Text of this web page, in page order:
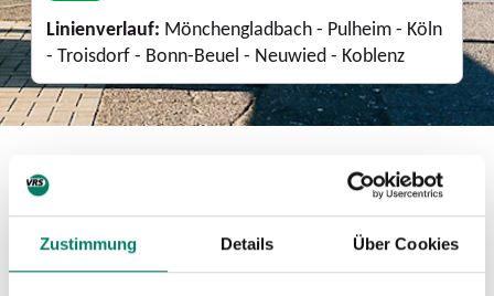
Zustimmung Details Über Cookies
Linienverlauf: Mönchengladbach - Pulheim - Köln
- Troisdorf - Bonn-Beuel - Neuwied - Koblenz
Aktuelle Fahrplanänderungen
10.07.2026, 21:00 - 13.12.2026, 03:00,
Großbaustelle Korridorsanierung rechte
Rheinstrecke